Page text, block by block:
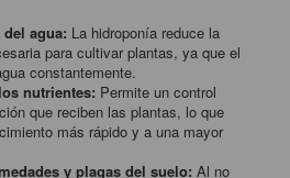
agua: La hidroponía reduce la
para cultivar plantas, ya que el
constantemente.
nutrientes: Permite un control
que reciben las plantas, lo que
más rápido y a una mayor
y plagas del suelo: Al no